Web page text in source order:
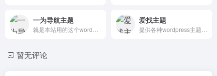
一为导航主题 爱找主题
暂无评论